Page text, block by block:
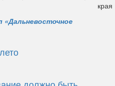
края
«Дальневосточное